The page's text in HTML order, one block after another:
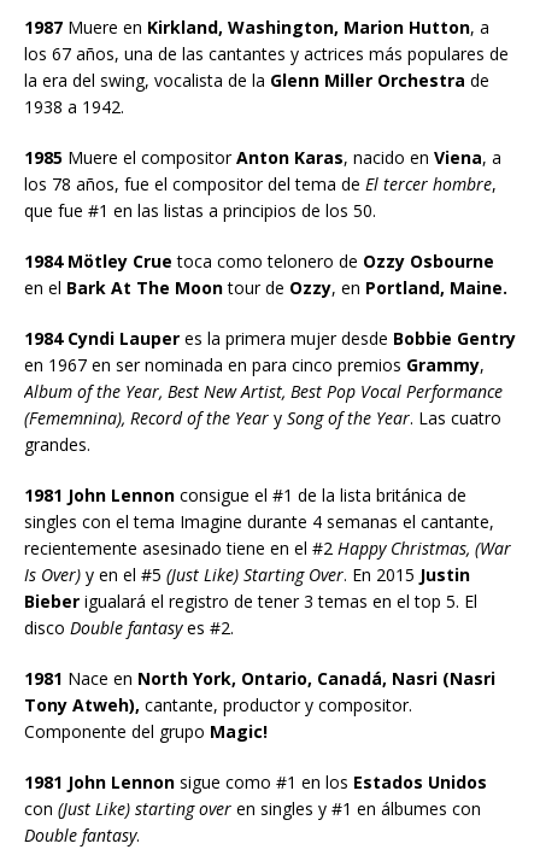
1987 Muere en Kirkland, Washington, Marion Hutton, a
los 67 años, una de las cantantes y actrices más populares de
la era del swing, vocalista de la Glenn Miller Orchestra de
1938 a 1942.
1985 Muere el compositorAnton Karas, nacido en Viena, a
los 78 años, fue el compositor del tema de El tercer hombre,
que fue #1 en las listas a principios de los 50.
1984 Mötley Crue toca como telonero de Ozzy Osbourne
en el Bark At The Moontour de Ozzy, en Portland, Maine.
1984 Cyndi Lauper es la primera mujer desde Bobbie Gentry
en 1967 en ser nominada en para cinco premios Grammy,
Album of the Year, Best New Artist, Best Pop Vocal Performance
(Fememnina), Record of the Year y Song of the Year. Las cuatro
grandes.
1981 John Lennon consigue el #1 de la lista británica de
singles con el tema Imagine durante 4 semanas el cantante,
recientemente asesinado tiene en el #2 Happy Christmas, (War
Is Over) y en el #5 (Just Like) Starting Over. En 2015 Justin
Bieber igualará el registro de tener 3 temas en el top 5. El
disco Double fantasyes #2.
1981 Nace en North York, Ontario, Canadá, Nasri (Nasri
Tony Atweh), cantante, productor y compositor.
Componente del grupo Magic!
1981 John Lennon sigue como #1 en los Estados Unidos
con (Just Like) starting over en singles y #1 en álbumes con
Double fantasy.